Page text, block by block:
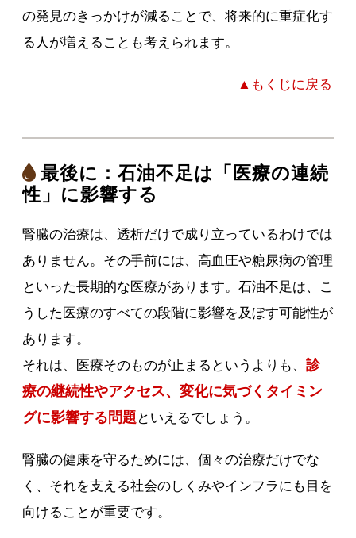
の発見のきっかけが減ることで、将来的に重症化す
る人が増えることも考えられます。
▲もくじに戻る
最後に：石油不足は「医療の連続
性」に影響する
腎臓の治療は、透析だけで成り立っているわけでは
ありません。その手前には、高血圧や糖尿病の管理
といった長期的な医療があります。石油不足は、こ
うした医療のすべての段階に影響を及ぼす可能性が
あります。
それは、医療そのものが止まるというよりも、診
療の継続性やアクセス、変化に気づくタイミン
グに影響する問題 といえるでしょう。
腎臓の健康を守るためには、個々の治療だけでな
く、それを支える社会のしくみやインフラにも目を
向けることが重要です。